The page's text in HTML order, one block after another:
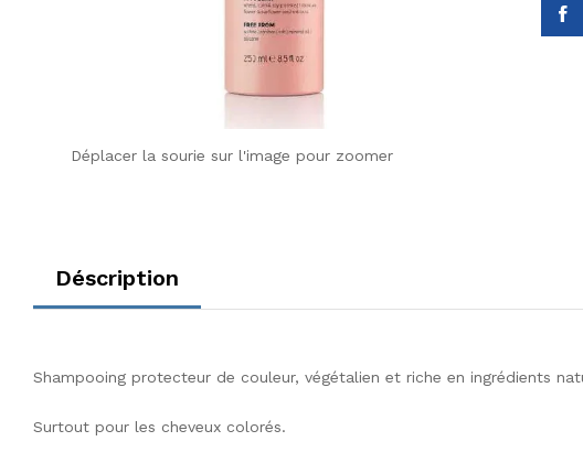
Déplacer la sourie sur l'image pour zoomer
Déscription
Shampooing protecteur de couleur, végétalien et riche en ingrédients
Surtout pour les cheveux colorés.